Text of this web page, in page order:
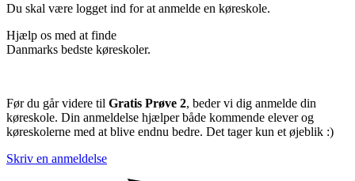
Du skal være logget ind for at anmelde en køreskole.
Hjælp os med at finde
Danmarks bedste køreskoler.
Før du går videre til Gratis Prøve 2, beder vi dig anmelde din
køreskole. Din anmeldelse hjælper både kommende elever og
køreskolerne med at blive endnu bedre. Det tager kun et øjeblik :)
Skriv en anmeldelse